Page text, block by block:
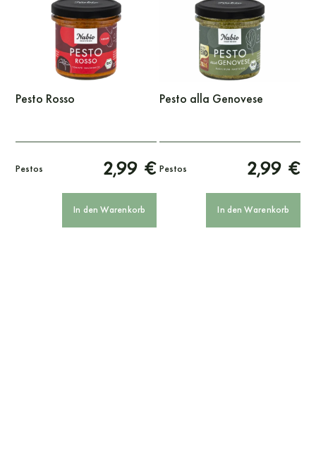
Pesto Rosso
Pestos 2,99 €
In den Warenkorb
Pesto alla Genovese
Pestos 2,99 €
In den Warenkorb